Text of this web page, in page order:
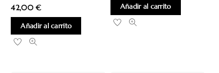
42,00€
Añadir al carrito
Añadir al carrito